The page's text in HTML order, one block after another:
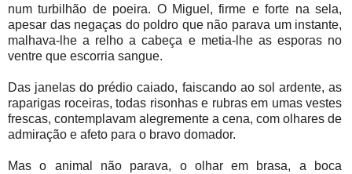
num turbilhão de poeira. O Miguel, firme e forte na sela,
apesar das negaças do poldro que não parava um instante,
malhava-lhe a relho a cabeça e metia-lhe as esporas no
ventre que escorria sangue.
Das janelas do prédio caiado, faiscando ao sol ardente, as
raparigas roceiras, todas risonhas e rubras em umas vestes
frescas, contemplavam alegremente a cena, com olhares de
admiração e afeto para o bravo domador.
Mas o animal não parava, o olhar em brasa, a boca